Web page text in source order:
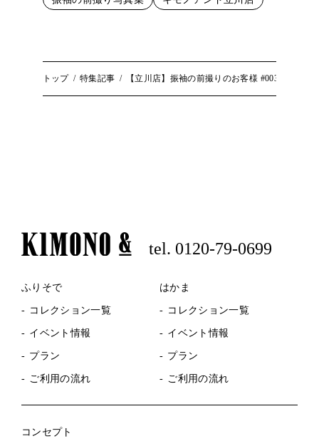
トップ 特集記事 【立川店】振袖の前撮りのお客様 #003
tel. 0120-79-0699
ふりそで
コレクション一覧
イベント情報
プラン
ご利用の流れ
はかま
コレクション一覧
イベント情報
プラン
ご利用の流れ
コンセプト